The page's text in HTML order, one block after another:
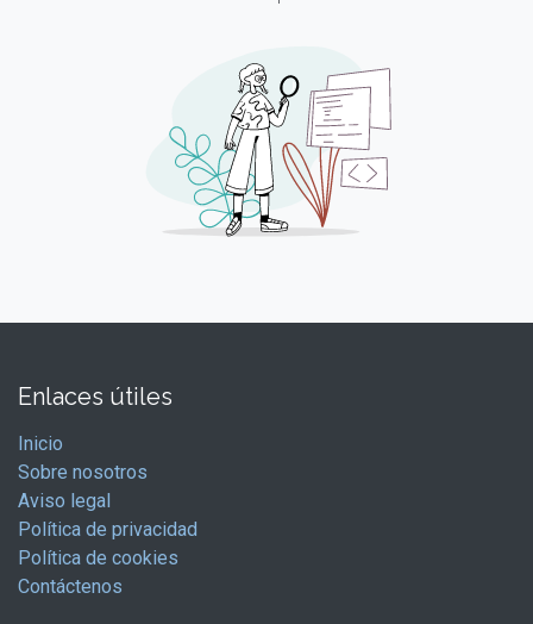
Enlaces útiles
Inicio
Sobre nosotros
Aviso legal
Política de privacidad
Política de cookies
Contáctenos